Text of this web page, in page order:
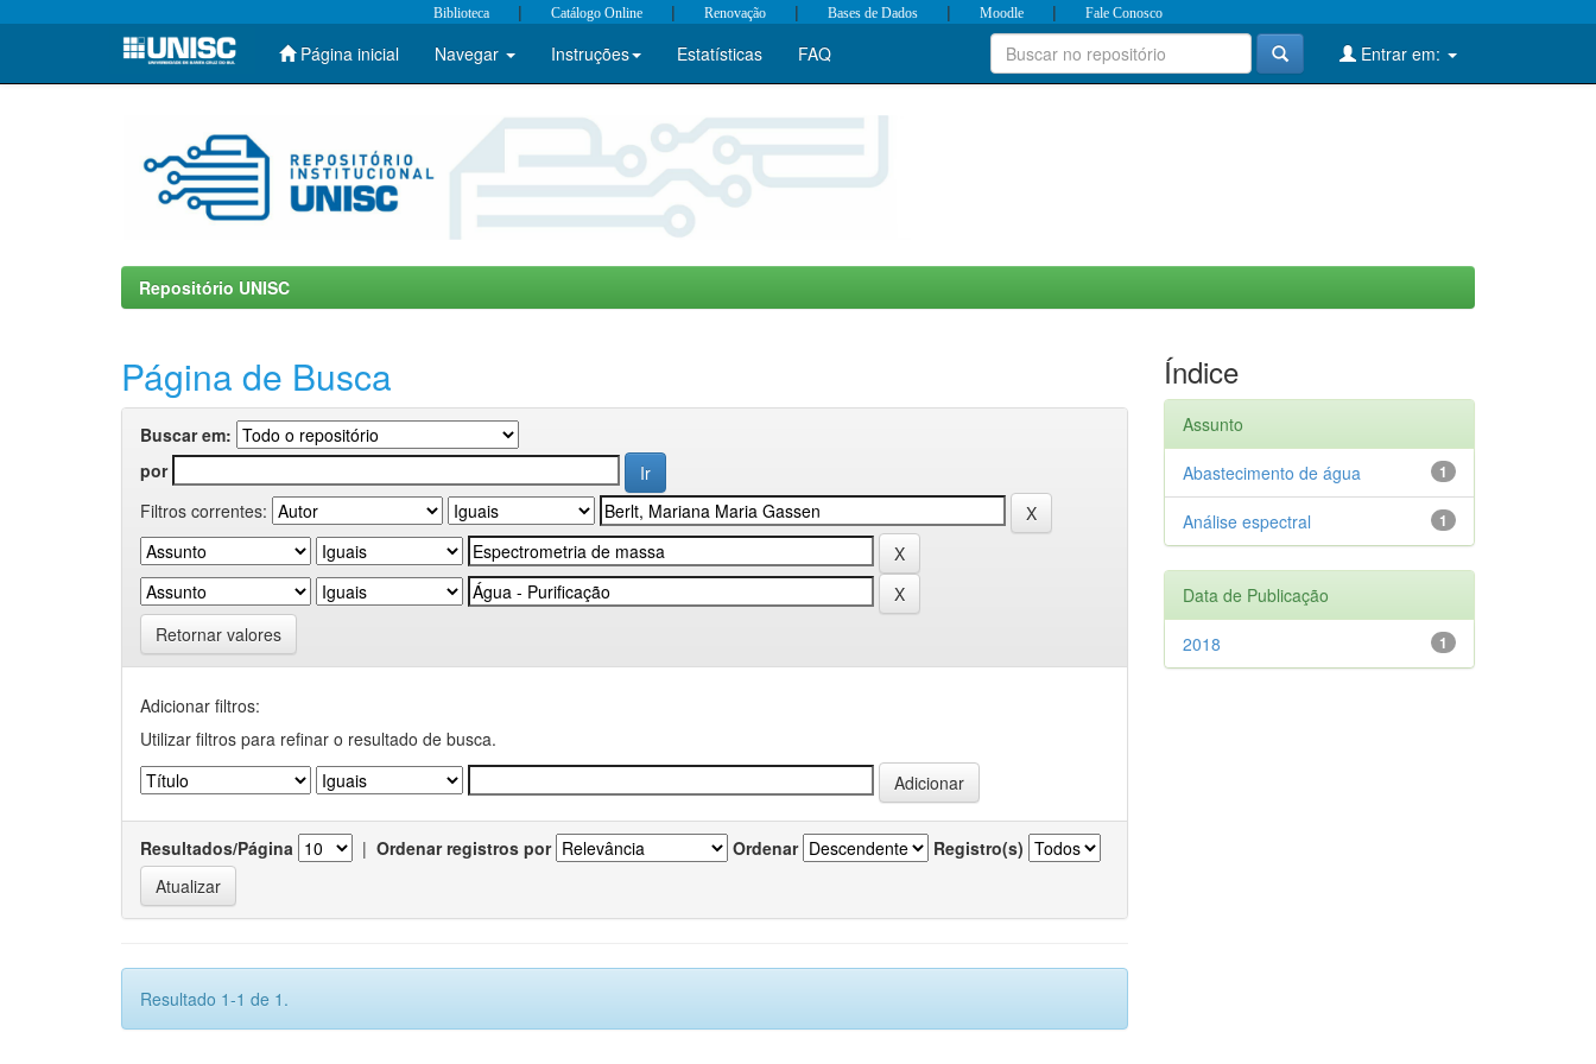
Skip
Biblioteca | Catálogo Online | Renovação | Bases de Dados | Moodle | Fale Conosco
Página inicial Navegar Instruções Estatísticas FAQ Entrar em:
Repositório UNISC
Página de Busca
Buscar em:
por
Filtros correntes:
Retornar valores
Adicionar filtros:
Utilizar filtros para refinar o resultado de busca.
Resultados/Página | Ordenar registros por Ordenar Registro(s)
Resultado 1-1 de 1.
Índice
Assunto
1
Abastecimento de água
1
Análise espectral
Data de Publicação
1
2018